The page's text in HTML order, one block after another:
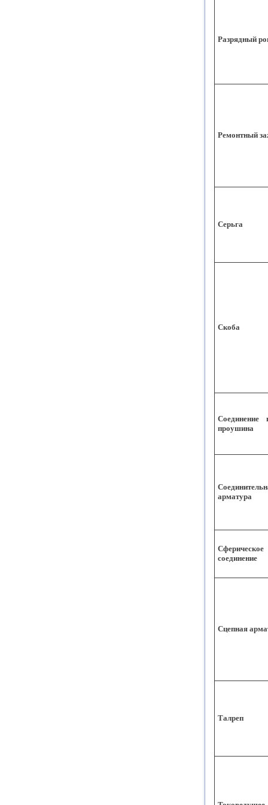
Разрядный
Ремонтный
Серьга
Скоба
Соединение
проушина
арматура
Сферическое
соединение
Сцепная
Талреп